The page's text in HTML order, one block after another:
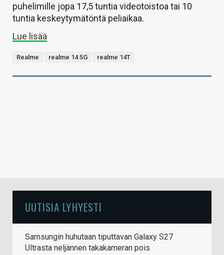
puhelimille jopa 17,5 tuntia videotoistoa tai 10
tuntia keskeytymätöntä peliaikaa.
Lue lisää
Realme realme 14 5G realme 14T
UUTISIA LYHYESTI
Samsungin huhutaan tiputtavan Galaxy S27
Ultrasta neljännen takakameran pois